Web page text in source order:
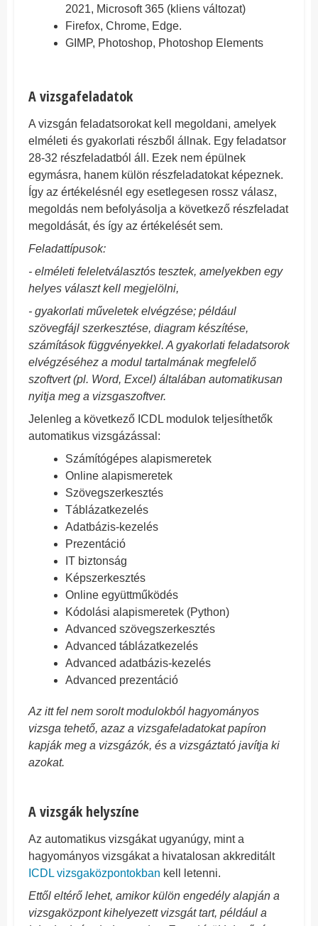
2021, Microsoft 365 (kliens változat)
Firefox, Chrome, Edge.
GIMP, Photoshop, Photoshop Elements
A vizsgafeladatok
A vizsgán feladatsorokat kell megoldani, amelyek
elméleti és gyakorlati részből állnak. Egy feladatsor
28-32 részfeladatból áll. Ezek nem épülnek
egymásra, hanem külön részfeladatokat képeznek.
Így az értékelésnél egy esetlegesen rossz válasz,
megoldás nem befolyásolja a következő részfeladat
megoldását, és így az értékelését sem.
Feladattípusok:
- elméleti feleletválasztós tesztek, amelyekben egy
helyes választ kell megjelölni,
- gyakorlati műveletek elvégzése; például
szövegfájl szerkesztése, diagram készítése,
számítások függvényekkel. A gyakorlati feladatsorok
elvégzéséhez a modul tartalmának megfelelő
szoftvert (pl. Word, Excel) általában automatikusan
nyitja meg a vizsgaszoftver.
Jelenleg a következő ICDL modulok teljesíthetők
automatikus vizsgázással:
Számítógépes alapismeretek
Online alapismeretek
Szövegszerkesztés
Táblázatkezelés
Adatbázis-kezelés
Prezentáció
IT biztonság
Képszerkesztés
Online együttműködés
Kódolási alapismeretek (Python)
Advanced szövegszerkesztés
Advanced táblázatkezelés
Advanced adatbázis-kezelés
Advanced prezentáció
Az itt fel nem sorolt modulokból hagyományos
vizsga tehető, azaz a vizsgafeladatokat papíron
kapják meg a vizsgázók, és a vizsgáztató javítja ki
azokat.
A vizsgák helyszíne
Az automatikus vizsgákat ugyanúgy, mint a
hagyományos vizsgákat a hivatalosan akkreditált
ICDL vizsgaközpontokban kell letenni.
Ettől eltérő lehet, amikor külön engedély alapján a
vizsgaközpont kihelyezett vizsgát tart, például a